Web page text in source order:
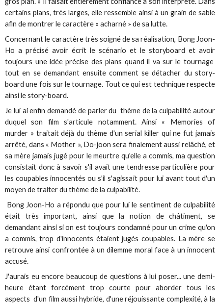
certains plans, très larges, elle ressemble ainsi à un grain de sable
afin de montrer le caractère « acharné » de sa lutte.
Concernant le caractère très soigné de sa réalisation, Bong Joon-
Ho a précisé avoir écrit le scénario et le storyboard et avoir
toujours une idée précise des plans quand il va sur le tournage
tout en se demandant ensuite comment se détacher du story-
board une fois sur le tournage. Tout ce qui est technique respecte
ainsi le story-board.
Je lui ai enfin demandé de parler du thème de la culpabilité autour
duquel son film s'articule notamment. Ainsi « Memories of
murder » traitait déjà du thème d'un serial killer qui ne fut jamais
arrêté, dans « Mother », Do-joon sera finalement aussi relâché, et
sa mère jamais jugé pour le meurtre qu'elle a commis, ma question
consistait donc à savoir s'il avait une tendresse particulière pour
les coupables innocentés ou s'il s'agissait pour lui avant tout d'un
moyen de traiter du thème de la culpabilité.
Bong Joon-Ho a répondu que pour lui le sentiment de culpabilité
était très important, ainsi que la notion de châtiment, se
demandant ainsi si on est toujours condamné pour un crime qu'on
a commis, trop d'innocents étaient jugés coupables. La mère se
retrouve ainsi confrontée à un dilemme moral face à un innocent
accusé.
J'aurais eu encore beaucoup de questions à lui poser... une demi-
heure étant forcément trop courte pour aborder tous les
aspects d'un film aussi hybride, d'une réjouissante complexité, à la